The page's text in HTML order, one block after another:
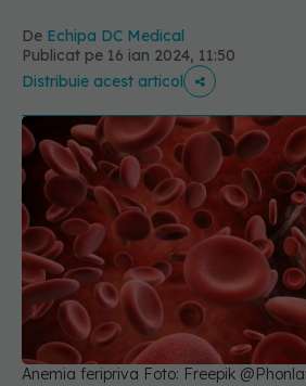
De Echipa DC Medical
Publicat pe 16 ian 2024, 11:50
Distribuie acest articol
Anemia feripriva Foto: Freepik